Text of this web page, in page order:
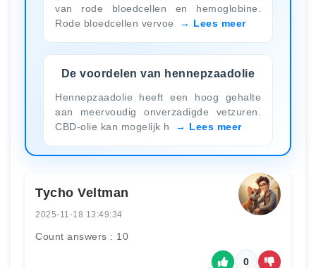
van rode bloedcellen en hemoglobine.
Rode bloedcellen vervoe
Lees meer
De voordelen van hennepzaadolie
Hennepzaadolie heeft een hoog gehalte
aan meervoudig onverzadigde vetzuren.
CBD-olie kan mogelijk h
Lees meer
Tycho Veltman
2025-11-18 13:49:34
Count answers : 10
0